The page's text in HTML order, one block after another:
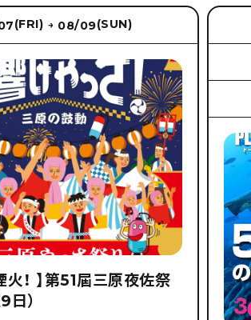
(FRI) → 08/09(SUN)
火！ 】第51屆三原夜佐祭
日）